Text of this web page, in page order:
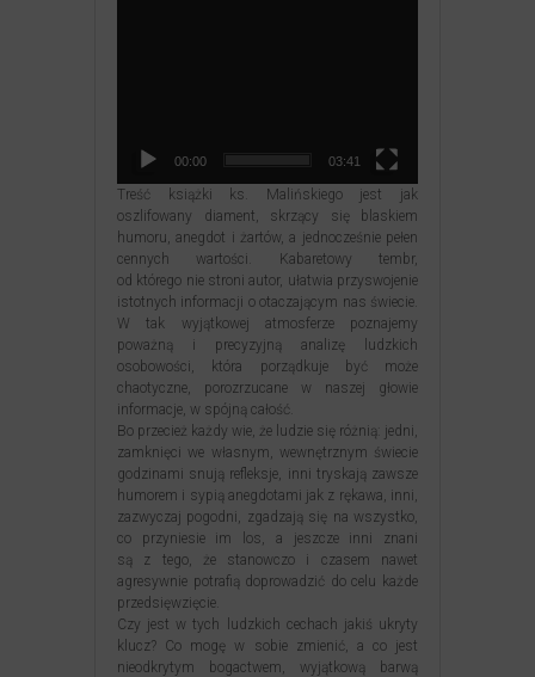
00:00 03:41
Treść książki ks. Malińskiego jest jak
oszlifowany diament, skrzący się blaskiem
humoru, anegdot i żartów, a jednocześnie pełen
cennych wartości. Kabaretowy tembr,
od którego nie stroni autor, ułatwia przyswojenie
istotnych informacji o otaczającym nas świecie.
W tak wyjątkowej atmosferze poznajemy
poważną i precyzyjną analizę ludzkich
osobowości, która porządkuje być może
chaotyczne, porozrzucane w naszej głowie
informacje, w spójną całość.
Bo przecież każdy wie, że ludzie się różnią: jedni,
zamknięci we własnym, wewnętrznym świecie
godzinami snują refleksje, inni tryskają zawsze
humorem i sypią anegdotami jak z rękawa, inni,
zazwyczaj pogodni, zgadzają się na wszystko,
co przyniesie im los, a jeszcze inni znani
są z tego, że stanowczo i czasem nawet
agresywnie potrafią doprowadzić do celu każde
przedsięwzięcie.
Czy jest w tych ludzkich cechach jakiś ukryty
klucz? Co mogę w sobie zmienić, a co jest
nieodkrytym bogactwem, wyjątkową barwą